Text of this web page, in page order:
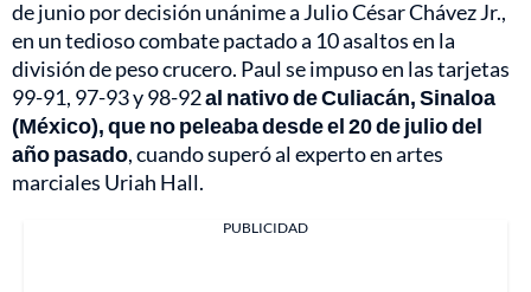
de junio por decisión unánime a Julio César Chávez Jr.,
en un tedioso combate pactado a 10 asaltos en la
división de peso crucero. Paul se impuso en las tarjetas
99-91, 97-93 y 98-92al nativo de Culiacán, Sinaloa
(México), que no peleaba desde el 20 de julio del
año pasado, cuando superó al experto en artes
marciales Uriah Hall.
PUBLICIDAD